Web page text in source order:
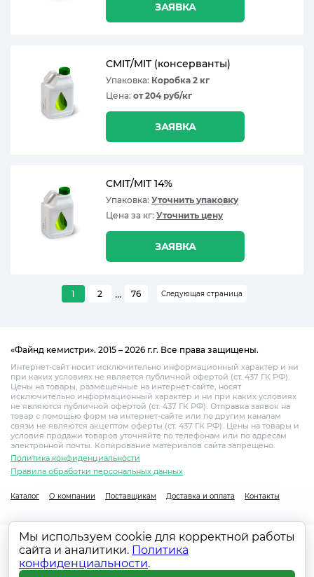
ЗАЯВКА
CMIT/MIT (консерванты)
Упаковка: Коробка 2 кг
Цена: от 204 руб/кг
ЗАЯВКА
CMIT/MIT 14%
Упаковка: Уточнить упаковку
Цена за кг: Уточнить цену
ЗАЯВКА
1 2 ... 76 Следующая страница
«Файнд кемистри». 2015 – 2026 г.г. Все права защищены.
Интернет-сайт носит исключительно информационный характер и ни
при каких условиях не является публичной офертой (ст. 437 ГК РФ).
Цены на товары, размещенные на интернет-сайте, носят
исключительно информационный характер и ни при каких условиях
не являются публичной офертой (ст. 437 ГК РФ). Отправка заявок на
товар с помощью форм на интернет-сайте или по другим каналам
связи не являются акцептом оферты (ст. 437 ГК РФ). Цены на товары и
условия продажи товаров уточняйте по телефонам или по адресам
электронной почты. Копирование материалов сайта запрещено.
Политика конфиденциальности
Правила обработки персональных данных
Каталог О компании Поставщикам Доставка и оплата Контакты
Мы используем cookie для корректной работы
сайта и аналитики. Политика
конфиденциальности.